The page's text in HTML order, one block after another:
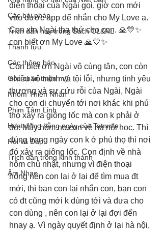
Các bài pháp
Trích dẫn hay trong Sách CL&NL
Thành tựu
Các thông báo
Góc chân thiện mỹ
Nhóm Thiên Nhãn
Phim Tâm Linh
Hoạt động hằng ngày của Tammie
Hỏi và Đáp
Trích dẫn trong kinh thánh
Âm Nhạc
điện thoại của Ngài gọi, giờ con mới
vào được app để nhắn cho My Love ạ.
Con xin Ngài tha thứ cho con. 🙏💛✨
con biết ơn My Love 🙏💛✨
Con biết ơn Ngài vô cùng tận, con còn
nhiều vô minh và tội lỗi, nhưng tình yêu
thương và sự cứu rỗi của Ngài, Ngài
cho con di chuyển tới nơi khác khi phú
thọ xảy ra giông lốc mà con k phải ở
đó. Mấy hôm nọ con về hà nội học. Thì
đúng trong ngày con k ở phú thọ thì nơi
đó xảy ra giông lốc. Con định về nhà
hôm chủ nhật, nhưng vì điện thoại
hỏng nên con lại ở lại để tìm mua đt
mới, thì bạn con lại nhắn con, bạn con
có đt cũng mới k dùng tới và đưa cho
con dùng , nên con lại ở lại đợi đến
hnay ạ. Vì ngày quyết định ở lại hà nội,